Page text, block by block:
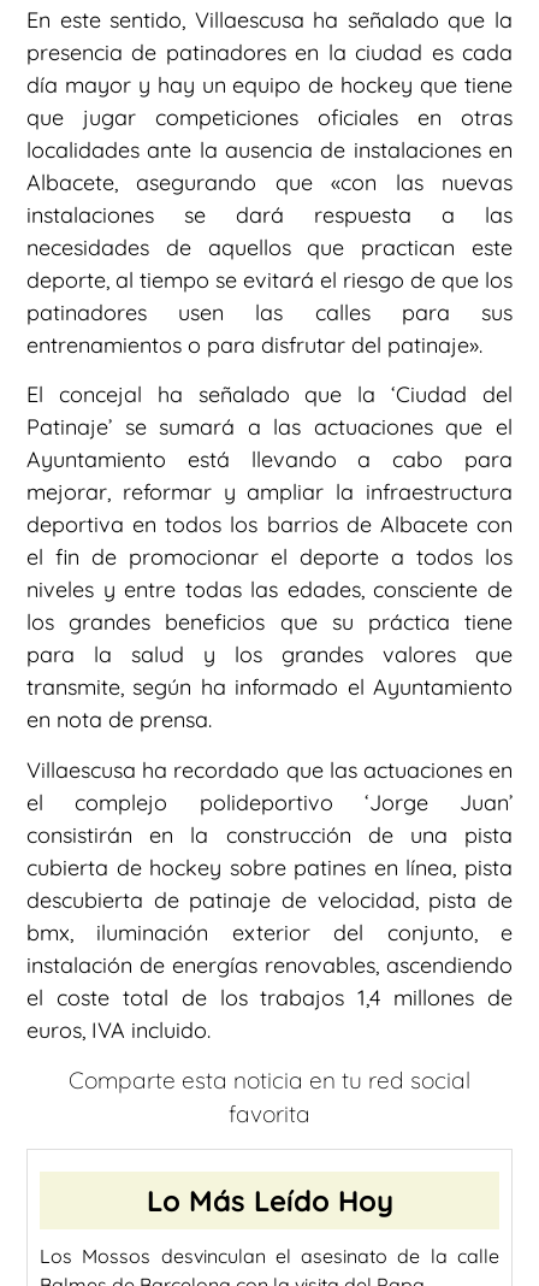
En este sentido, Villaescusa ha señalado que la
presencia de patinadores en la ciudad es cada
día mayor y hay un equipo de hockey que tiene
que jugar competiciones oficiales en otras
localidades ante la ausencia de instalaciones en
Albacete, asegurando que «con las nuevas
instalaciones se dará respuesta a las
necesidades de aquellos que practican este
deporte, al tiempo se evitará el riesgo de que los
patinadores usen las calles para sus
entrenamientos o para disfrutar del patinaje».
El concejal ha señalado que la ‘Ciudad del
Patinaje’ se sumará a las actuaciones que el
Ayuntamiento está llevando a cabo para
mejorar, reformar y ampliar la infraestructura
deportiva en todos los barrios de Albacete con
el fin de promocionar el deporte a todos los
niveles y entre todas las edades, consciente de
los grandes beneficios que su práctica tiene
para la salud y los grandes valores que
transmite, según ha informado el Ayuntamiento
en nota de prensa.
Villaescusa ha recordado que las actuaciones en
el complejo polideportivo ‘Jorge Juan’
consistirán en la construcción de una pista
cubierta de hockey sobre patines en línea, pista
descubierta de patinaje de velocidad, pista de
bmx, iluminación exterior del conjunto, e
instalación de energías renovables, ascendiendo
el coste total de los trabajos 1,4 millones de
euros, IVA incluido.
Comparte esta noticia en tu red social
favorita
Lo Más Leído Hoy
Los Mossos desvinculan el asesinato de la calle